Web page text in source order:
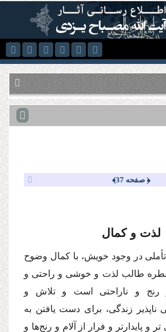
﴿ صفحه 37﴾
لذت و كمال
در وجود خویش، با كمال وضوح
طالب لذت و خوشى و راحتى و
رنج و ناراحتى است و تلاش و
زندگى، براى دست یافتن به
و پایدارتر و فرار از آلام و رنج‌ها و